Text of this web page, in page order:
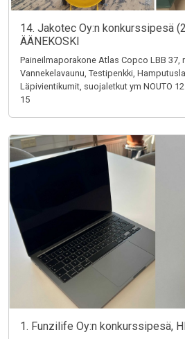
14. Jakotec Oy:n konkurssipesä
ÄÄNEKOSKI
Paineilmaporakone Atlas Copco LBB 37,
Vannekelavaunu, Testipenkki,
Läpivientikumit, suojaletkut ym NOUTO
15
1. Funzilife Oy:n konkurssipesä,